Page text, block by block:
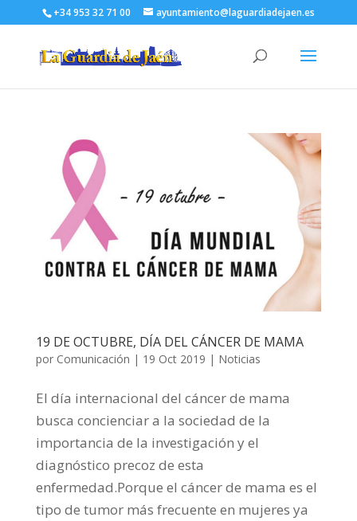
+34 953 32 71 00 ayuntamiento@laguardiadejaen.es
19 DE OCTUBRE, DÍA DEL CÁNCER DE MAMA
por Comunicación | 19 Oct 2019 | Noticias
El día internacional del cáncer de mama
busca concienciar a la sociedad de la
importancia de la investigación y el
diagnóstico precoz de esta
enfermedad.Porque el cáncer de mama es el
tipo de tumor más frecuente en mujeres ya